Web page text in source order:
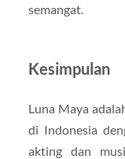
semangat.
Kesimpulan
Luna Maya
di Indonesia
akting dan